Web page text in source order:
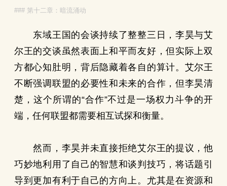
### 第十二章：暗流涌动
东域王国的会谈持续了整整三日，李昊与艾
尔王的交谈虽然表面上和平而友好，但实际上双
方都心知肚明，背后隐藏着各自的算计。艾尔王
不断强调联盟的必要性和未来的合作，但李昊清
楚，这个所谓的“合作”不过是一场权力斗争的开
端，任何联盟都需要相互试探和衡量。
然而，李昊并未直接拒绝艾尔王的提议，他
巧妙地利用了自己的智慧和谈判技巧，将话题引
导到更加有利于自己的方向上。尤其是在资源和